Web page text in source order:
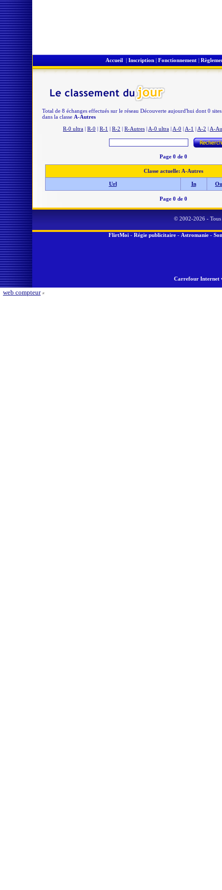
Accueil | Inscription | Fonctionnement |
Total de 8 échanges effectués sur le réseau Découverte aujourd'hui dont 0
dans la classe A-Autres
R-0 ultra | R-0 | R-1 | R-2 | R-Autres | A-0 ultra | A-0 | A-1 | A-2 | A-
Page 0 de 0
Classe actuelle: A-Autres
Url In
Page 0 de 0
© 2002-2026 - Tous
FlirtMoi - Régie publicitaire - Astromanie -
Carrefour Internet
web compteur